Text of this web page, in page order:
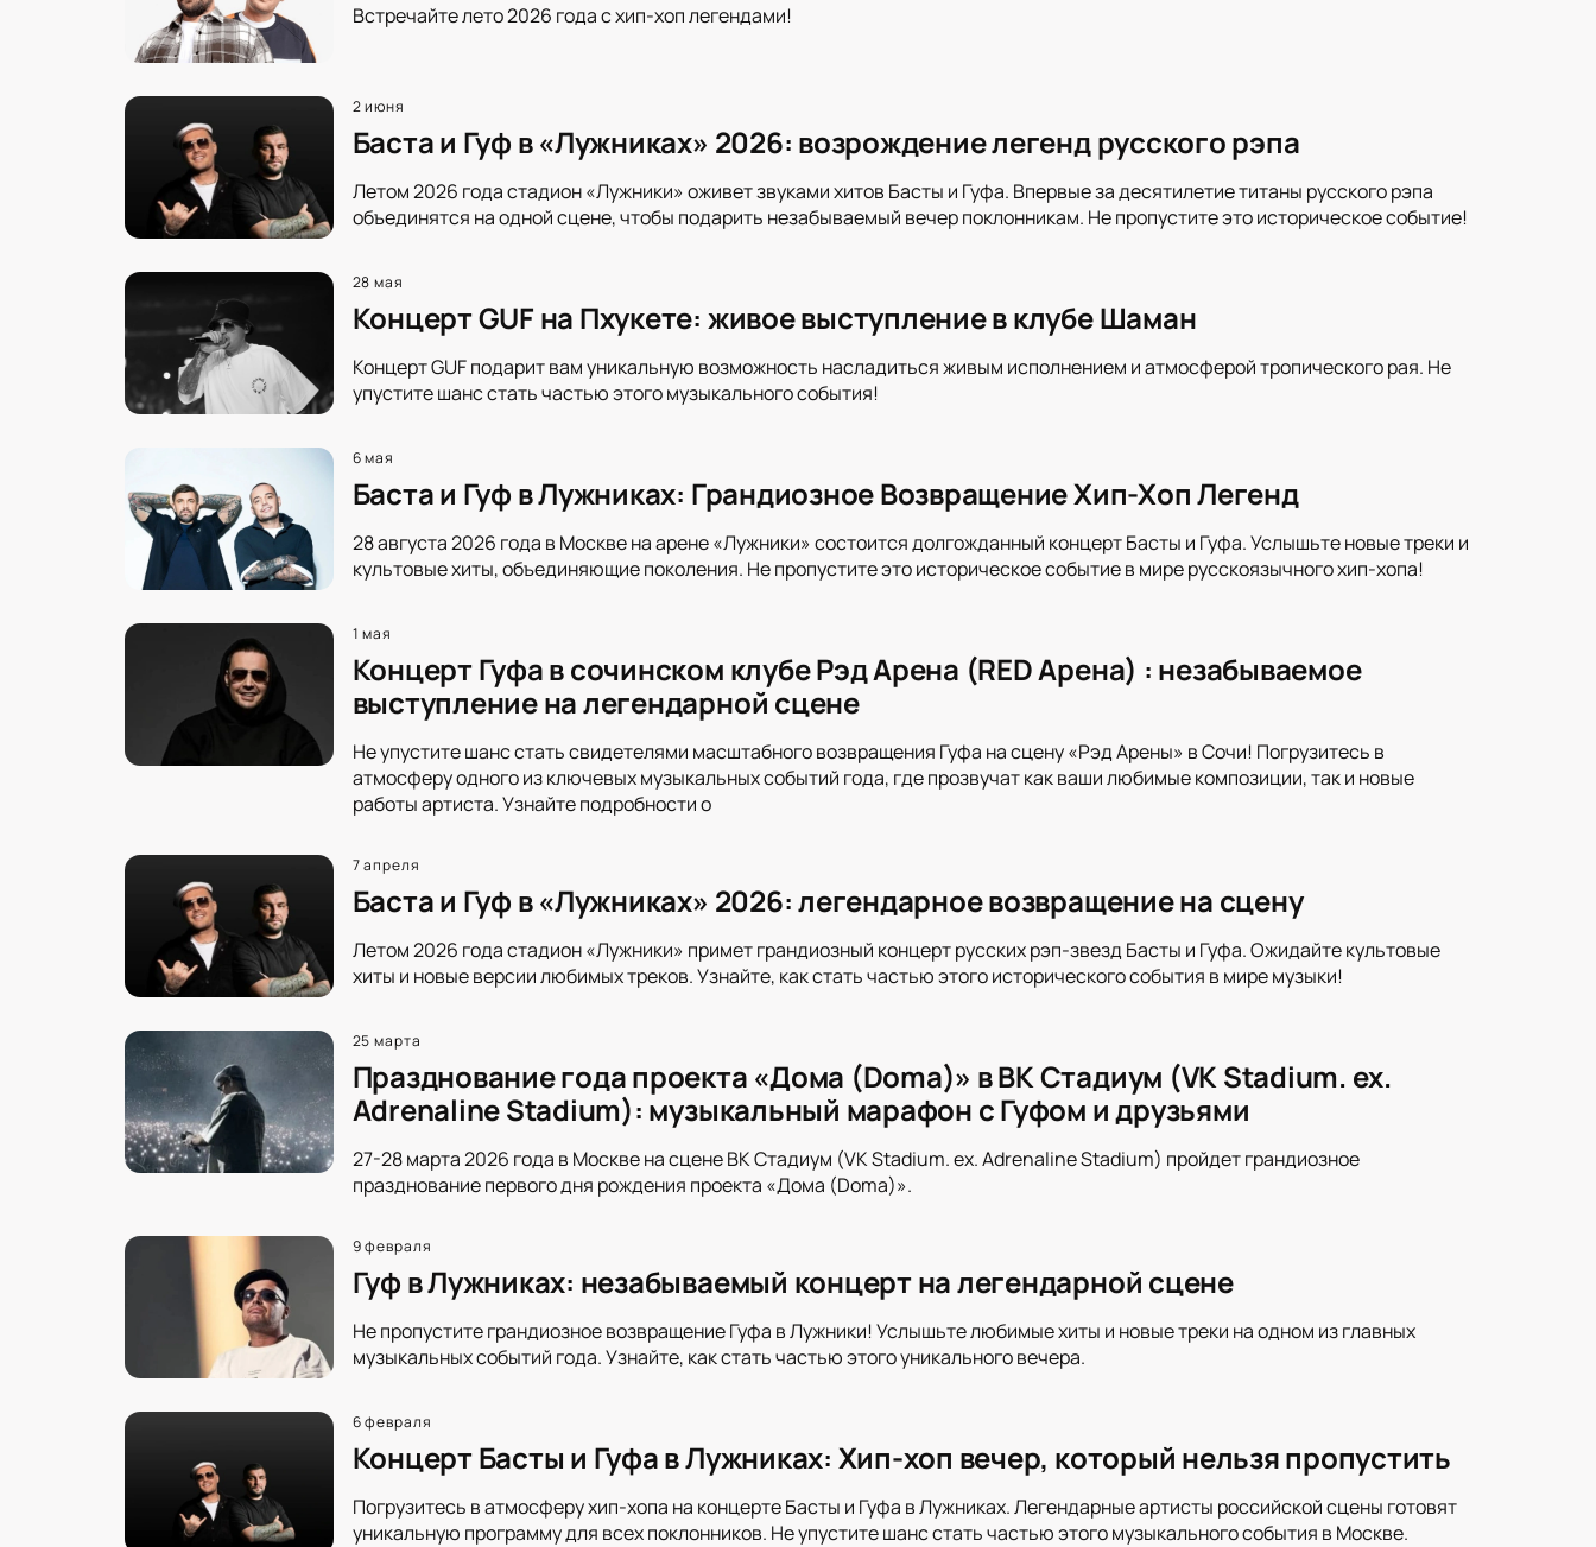
Встречайте лето 2026 года с хип-хоп легендами!
2 июня
Баста и Гуф в «Лужниках» 2026: возрождение легенд русского рэпа
Летом 2026 года стадион «Лужники» оживет звуками хитов Басты и Гуфа. Впервые за десятилетие титаны русского рэпа
объединятся на одной сцене, чтобы подарить незабываемый вечер поклонникам. Не пропустите это историческое событие!
28 мая
Концерт GUF на Пхукете: живое выступление в клубе Шаман
Концерт GUF подарит вам уникальную возможность насладиться живым исполнением и атмосферой тропического рая. Не
упустите шанс стать частью этого музыкального события!
6 мая
Баста и Гуф в Лужниках: Грандиозное Возвращение Хип-Хоп Легенд
28 августа 2026 года в Москве на арене «Лужники» состоится долгожданный концерт Басты и Гуфа. Услышьте новые треки и
культовые хиты, объединяющие поколения. Не пропустите это историческое событие в мире русскоязычного хип-хопа!
1 мая
Концерт Гуфа в сочинском клубе Рэд Арена (RED Арена) : незабываемое
выступление на легендарной сцене
Не упустите шанс стать свидетелями масштабного возвращения Гуфа на сцену «Рэд Арены» в Сочи! Погрузитесь в
атмосферу одного из ключевых музыкальных событий года, где прозвучат как ваши любимые композиции, так и новые
работы артиста. Узнайте подробности о
7 апреля
Баста и Гуф в «Лужниках» 2026: легендарное возвращение на сцену
Летом 2026 года стадион «Лужники» примет грандиозный концерт русских рэп-звезд Басты и Гуфа. Ожидайте культовые
хиты и новые версии любимых треков. Узнайте, как стать частью этого исторического события в мире музыки!
25 марта
Празднование года проекта «Дома (Doma)» в ВК Стадиум (VK Stadium. ex.
Adrenaline Stadium): музыкальный марафон с Гуфом и друзьями
27-28 марта 2026 года в Москве на сцене ВК Стадиум (VK Stadium. ex. Adrenaline Stadium) пройдет грандиозное
празднование первого дня рождения проекта «Дома (Doma)».
9 февраля
Гуф в Лужниках: незабываемый концерт на легендарной сцене
Не пропустите грандиозное возвращение Гуфа в Лужники! Услышьте любимые хиты и новые треки на одном из главных
музыкальных событий года. Узнайте, как стать частью этого уникального вечера.
6 февраля
Концерт Басты и Гуфа в Лужниках: Хип-хоп вечер, который нельзя пропустить
Погрузитесь в атмосферу хип-хопа на концерте Басты и Гуфа в Лужниках. Легендарные артисты российской сцены готовят
уникальную программу для всех поклонников. Не упустите шанс стать частью этого музыкального события в Москве.